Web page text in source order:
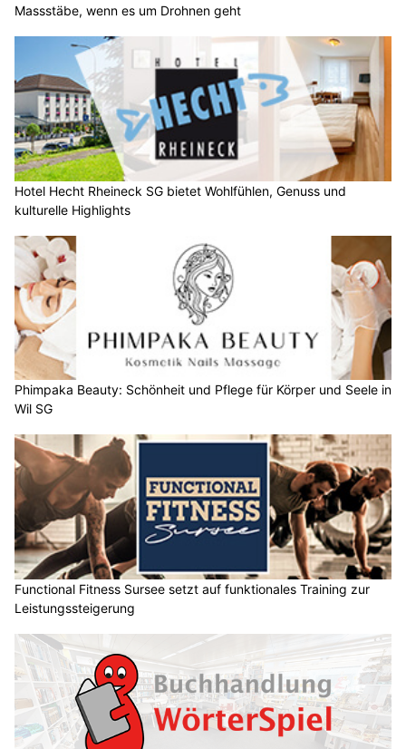
Massstäbe, wenn es um Drohnen geht
Hotel Hecht Rheineck SG bietet Wohlfühlen, Genuss und
kulturelle Highlights
Phimpaka Beauty: Schönheit und Pflege für Körper und Seele in
Wil SG
Functional Fitness Sursee setzt auf funktionales Training zur
Leistungssteigerung